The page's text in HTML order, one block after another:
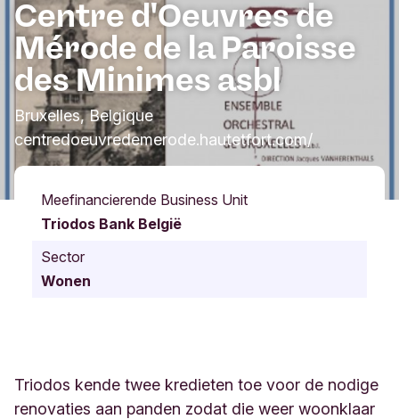
Centre d'Oeuvres de
Mérode de la Paroisse
des Minimes asbl
Bruxelles, Belgique
centredoeuvredemerode.hautetfort.com/
Meefinancierende Business Unit
Triodos Bank België
Sector
Wonen
Triodos kende twee kredieten toe voor de nodige
renovaties aan panden zodat die weer woonklaar